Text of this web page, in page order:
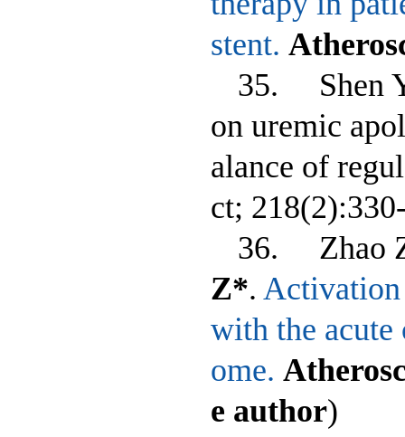
stent.
35. Shen
on uremic
alance of
ct;
36. Zhao
Z*. Activation
with the acute
ome.
e author)